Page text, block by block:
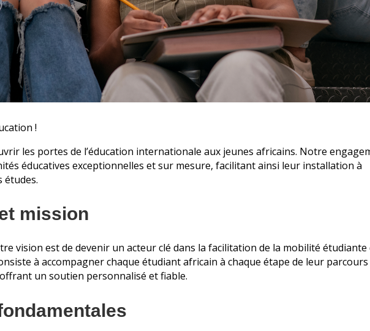
!
les portes de l’éducation internationale aux jeunes africains. Notre
éducatives exceptionnelles et sur mesure, facilitant ainsi leur installation à
études.
mission
vision est de devenir un acteur clé dans la facilitation de la mobilité étudiante
à accompagner chaque étudiant africain à chaque étape de leur
un soutien personnalisé et fiable.